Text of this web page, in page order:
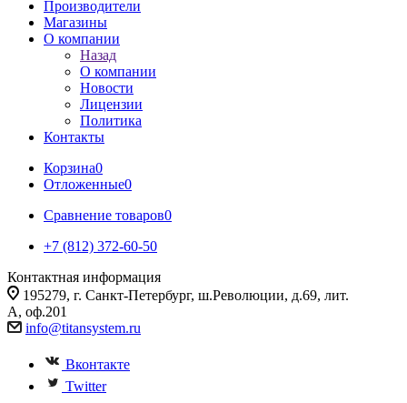
Производители
Магазины
О компании
Назад
О компании
Новости
Лицензии
Политика
Контакты
Корзина0
Отложенные0
Сравнение товаров0
+7 (812) 372-60-50
Контактная информация
195279, г. Санкт-Петербург, ш.Революции, д.69, лит.
А, оф.201
info@titansystem.ru
Вконтакте
Twitter